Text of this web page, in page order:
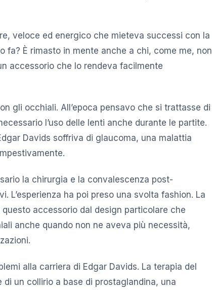
veloce ed energico che mieteva successi con la
fa? È rimasto in mente anche a chi, come me, non
accessorio che lo rendeva facilmente
gli occhiali. All’epoca pensavo che si trattasse di
l’uso delle lenti anche durante le partite.
Davids soffriva di glaucoma, una malattia
la chirurgia e la convalescenza post-
L’esperienza ha poi preso una svolta fashion. La
accessorio dal design particolare che
anche quando non ne aveva più necessità,
alla carriera di Edgar Davids. La terapia del
un collirio a base di prostaglandina, una